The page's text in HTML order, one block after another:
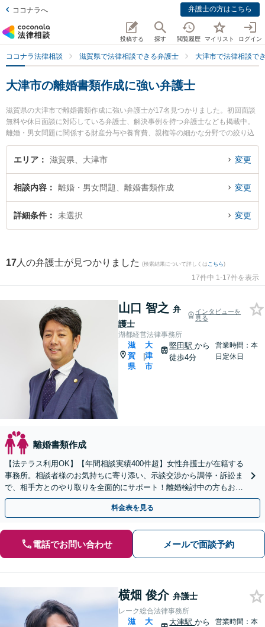
ココナラへ 弁護士の方はこちら
投稿する 探す 閲覧履歴 マイリスト ログイン
ココナラ法律相談 滋賀県で法律相談できる弁護士 大津市で法律相談で
大津市の離婚書類作成に強い弁護士
滋賀県の大津市で離婚書類作成に強い弁護士が17名見つかりました。初回面談
無料や休日面談に対応している弁護士、解決事例を持つ弁護士なども掲載中。
離婚・男女問題に関係する財産分与や養育費、親権等の細かな分野での絞り込
み検索もでき便利です。特に湖都経営法律事務所の山口 智之弁護士やレーク総
合法律事務所の横畑 俊介弁護士、湖都経営法律事務所の宮本 向日葵弁護士のプ
ロフィール情報や弁護士費用、強みなどが注目されています。『大津市で土日
『離婚書類作成のトラブル解決の実績豊富な近くの弁護士を検索したい』『初
回相談無料で離婚書類作成を法律相談できる大津市内の弁護士に相談予約した
い』などでお困りの相談者さんにおすすめです。
エリア 滋賀県、大津市 変更
相談内容 離婚・男女問題、離婚書類作成 変更
詳細条件 未選択 変更
17 人の弁護士が見つかりました (検索結果について詳しくは こちら)
17件中 1-17件を表示
山口 智之 弁
護士
インタビューを
見る
湖都経営法律事務所
滋
賀
県
|
大
津
市
堅田駅から
徒歩4分
営業時間：本
日定休日
離婚書類作成
【法テラス利用OK】【年間相談実績400件超】女性弁護士が在籍する
事務所。相談者様のお気持ちに寄り添い、示談交渉から調停・訴訟ま
で、相手方とのやり取りを全面的にサポート！離婚検討中の方もお気
軽にご相談ください【堅田駅4分】【無料駐車場あり】
料金表を見る
電話でお問い合わせ メールで面談予約
横畑 俊介 弁護士
レーク総合法律事務所
滋
大
大津駅から
営業時間：本